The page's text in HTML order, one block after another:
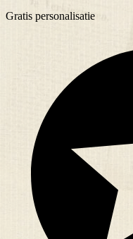
Gratis personalisatie